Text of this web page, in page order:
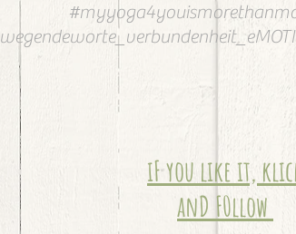
iF you like it,
anD F0llow